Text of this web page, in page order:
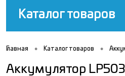
Каталог товаров
Главная • Каталог товаров •
Аккумулятор